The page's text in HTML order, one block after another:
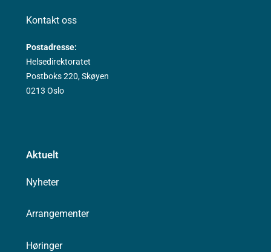
Kontakt oss
Postadresse:
Helsedirektoratet
Postboks 220, Skøyen
0213 Oslo
Aktuelt
Nyheter
Arrangementer
Høringer